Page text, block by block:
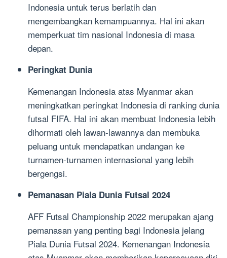
Indonesia untuk terus berlatih dan
mengembangkan kemampuannya. Hal ini akan
memperkuat tim nasional Indonesia di masa
depan.
Peringkat Dunia
Kemenangan Indonesia atas Myanmar akan
meningkatkan peringkat Indonesia di ranking dunia
futsal FIFA. Hal ini akan membuat Indonesia lebih
dihormati oleh lawan-lawannya dan membuka
peluang untuk mendapatkan undangan ke
turnamen-turnamen internasional yang lebih
bergengsi.
Pemanasan Piala Dunia Futsal 2024
AFF Futsal Championship 2022 merupakan ajang
pemanasan yang penting bagi Indonesia jelang
Piala Dunia Futsal 2024. Kemenangan Indonesia